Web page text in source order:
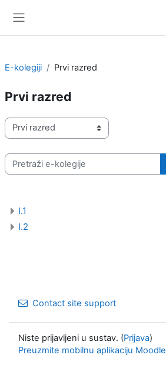
E-kolegiji Prvi razred
Prvi razred
Popis e-kolegija
Pretraži e-kolegije
I.1
I.2
Contact site support
Niste prijavljeni u sustav. (Prijava)
Preuzmite mobilnu aplikaciju Moodle